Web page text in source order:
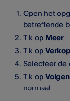
Open het
betreffende
Tik op Meer
Tik op
Selecteer de
Tik op
normaal